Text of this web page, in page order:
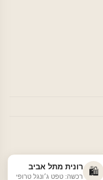
הרשמה 🛍️ רונית מתל אביב
רכשה: טפט ג׳ונגל טרופי